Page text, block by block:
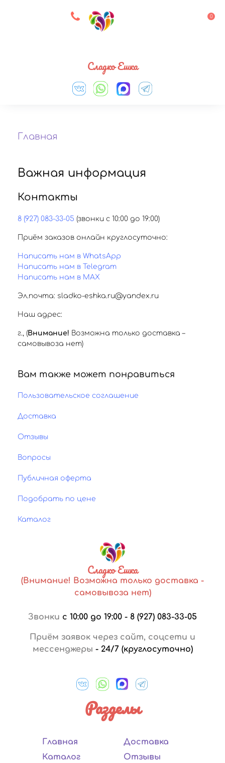
8 927 083 33 05 0
Сладко Ешка
Главная
Важная информация
Контакты
8 (927) 083-33-05 (звонки с 10:00 до 19:00)
Приём заказов онлайн круглосуточно:
Написать нам в WhatsApp
Написать нам в Telegram
Написать нам в MAX
Эл.почта: sladko-eshka.ru@yandex.ru
Наш адрес:
г. , (Внимание! Возможна только доставка –
самовывоза нет)
Вам также может понравиться
Пользовательское соглашение
Доставка
Отзывы
Вопросы
Публичная оферта
Подобрать по цене
Каталог
Сладко Ешка
(Внимание! Возможна только доставка -
самовывоза нет)
Звонки с 10:00 до 19:00 - 8 (927) 083-33-05
Приём заявок через сайт, соцсети и
мессенджеры - 24/7 (круглосуточно)
Разделы
Главная
Каталог
Доставка
Отзывы